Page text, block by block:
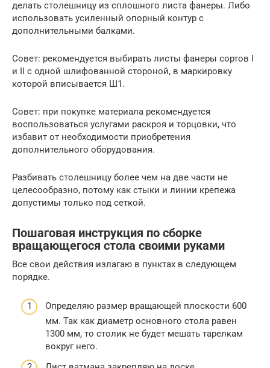
делать столешницу из сплошного листа фанеры. Либо
использовать усиленный опорный контур с
дополнительными балками.
Совет: рекомендуется выбирать листы фанеры сортов I
и II с одной шлифованной стороной, в маркировку
которой вписывается Ш1.
Совет: при покупке материала рекомендуется
воспользоваться услугами раскроя и торцовки, что
избавит от необходимости приобретения
дополнительного оборудования.
Разбивать столешницу более чем на две части не
целесообразно, потому как стыки и линии крепежа
допустимы только под сеткой.
Пошаговая инструкция по сборке
вращающегося стола своими руками
Все свои действия излагаю в пунктах в следующем
порядке.
Определяю размер вращающей плоскости 600
мм. Так как диаметр основного стола равен
1300 мм, то столик не будет мешать тарелкам
вокруг него.